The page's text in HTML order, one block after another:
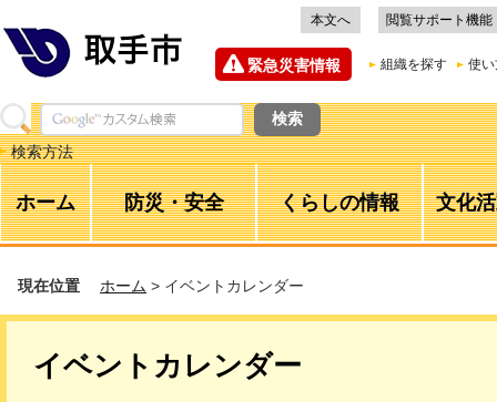
本文へ 閲覧サポート機能
緊急災害情報 組織を探す 使
検索方法
ホーム 防災・安全 くらしの情報 文化
現在位置 ホーム > イベントカレンダー
イベントカレンダー